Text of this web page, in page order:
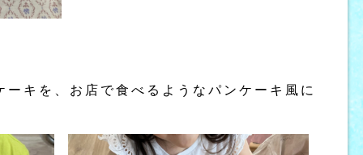
ーキを、お店で食べるようなパンケーキ風に